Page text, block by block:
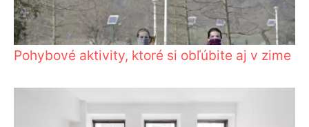
Pohybové aktivity, ktoré si obľúbite aj v zime